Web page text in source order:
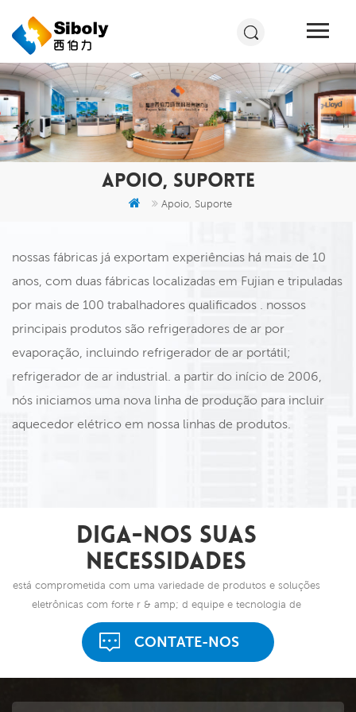
APOIO, SUPORTE
Apoio, Suporte
nossas fábricas já exportam experiências há mais de 10
anos, com duas fábricas localizadas em Fujian e tripuladas
por mais de 100 trabalhadores qualificados . nossos
principais produtos são refrigeradores de ar por
evaporação, incluindo refrigerador de ar portátil;
refrigerador de ar industrial. a partir do início de 2006,
nós iniciamos uma nova linha de produção para incluir
aquecedor elétrico em nossa linhas de produtos.
diga-nos suas
necessidades
está comprometida com uma variedade de produtos e soluções
eletrônicas com forte r & amp; d equipe e tecnologia de
backup.
CONTATE-NOS